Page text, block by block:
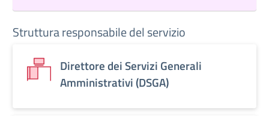
Struttura responsabile del servizio
Direttore dei Servizi Generali
Amministrativi (DSGA)